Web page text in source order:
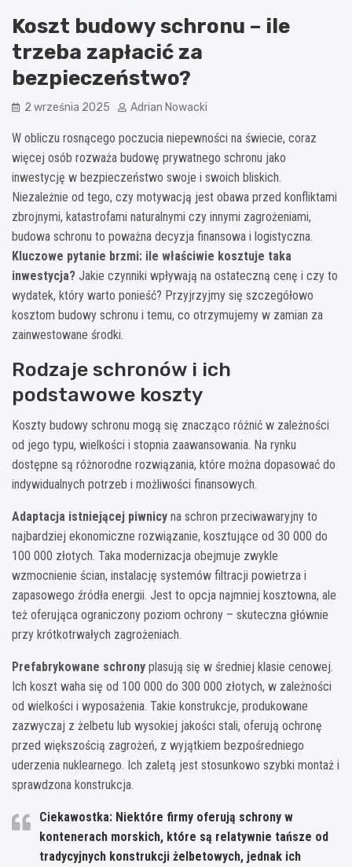
Koszt budowy schronu – ile
trzeba zapłacić za
bezpieczeństwo?
2 września 2025 Adrian Nowacki
W obliczu rosnącego poczucia niepewności na świecie, coraz
więcej osób rozważa budowę prywatnego schronu jako
inwestycję w bezpieczeństwo swoje i swoich bliskich.
Niezależnie od tego, czy motywacją jest obawa przed konfliktami
zbrojnymi, katastrofami naturalnymi czy innymi zagrożeniami,
budowa schronu to poważna decyzja finansowa i logistyczna.
Kluczowe pytanie brzmi: ile właściwie kosztuje taka
inwestycja? Jakie czynniki wpływają na ostateczną cenę i czy to
wydatek, który warto ponieść? Przyjrzyjmy się szczegółowo
kosztom budowy schronu i temu, co otrzymujemy w zamian za
zainwestowane środki.
Rodzaje schronów i ich
podstawowe koszty
Koszty budowy schronu mogą się znacząco różnić w zależności
od jego typu, wielkości i stopnia zaawansowania. Na rynku
dostępne są różnorodne rozwiązania, które można dopasować do
indywidualnych potrzeb i możliwości finansowych.
Adaptacja istniejącej piwnicy na schron przeciwawaryjny to
najbardziej ekonomiczne rozwiązanie, kosztujące od 30 000 do
100 000 złotych. Taka modernizacja obejmuje zwykle
wzmocnienie ścian, instalację systemów filtracji powietrza i
zapasowego źródła energii. Jest to opcja najmniej kosztowna, ale
też oferująca ograniczony poziom ochrony – skuteczna głównie
przy krótkotrwałych zagrożeniach.
Prefabrykowane schrony plasują się w średniej klasie cenowej.
Ich koszt waha się od 100 000 do 300 000 złotych, w zależności
od wielkości i wyposażenia. Takie konstrukcje, produkowane
zazwyczaj z żelbetu lub wysokiej jakości stali, oferują ochronę
przed większością zagrożeń, z wyjątkiem bezpośredniego
uderzenia nuklearnego. Ich zaletą jest stosunkowo szybki montaż i
sprawdzona konstrukcja.
Ciekawostka: Niektóre firmy oferują schrony w
kontenerach morskich, które są relatywnie tańsze od
tradycyjnych konstrukcji żelbetowych, jednak ich